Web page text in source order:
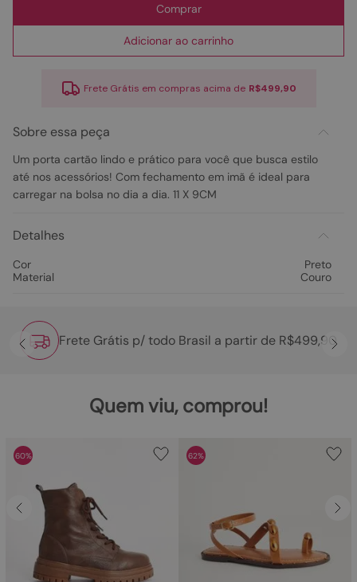
Comprar
Adicionar ao carrinho
Frete Grátis em compras acima de R$499,90
Sobre essa peça
Um porta cartão lindo e prático para você que busca estilo
até nos acessórios! Com fechamento em imã é ideal para
carregar na bolsa no dia a dia. 11 X 9CM
Detalhes
Cor
Preto
Material
Couro
Frete Grátis p/ todo Brasil a partir de R$499,90
Quem viu, comprou!
60% 62%